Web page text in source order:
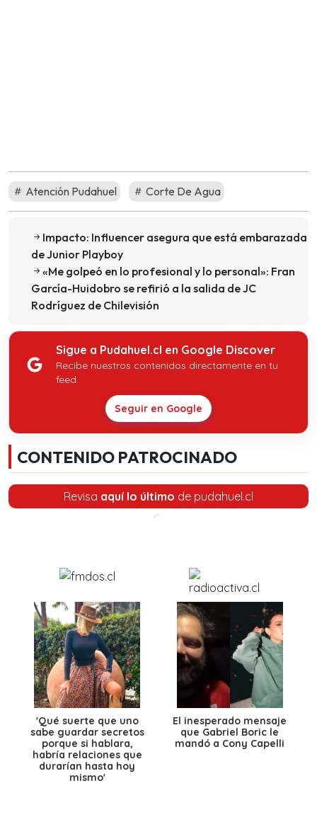
Atención Pudahuel Corte De Agua
Impacto: Influencer asegura que está embarazada
de Junior Playboy
«Me golpeó en lo profesional y lo personal»: Fran
García-Huidobro se refirió a la salida de JC
Rodríguez de Chilevisión
Sigue a Pudahuel.cl en Google Discover
Recibe nuestros contenidos directamente en tu
feed.
Seguir en Google
CONTENIDO PATROCINADO
Revisa aquí lo último de pudahuel.cl
'Qué suerte que uno
sabe guardar secretos
porque si hablara,
habría relaciones que
durarían hasta hoy
mismo'
El inesperado mensaje
que Gabriel Boric le
mandó a Cony Capelli